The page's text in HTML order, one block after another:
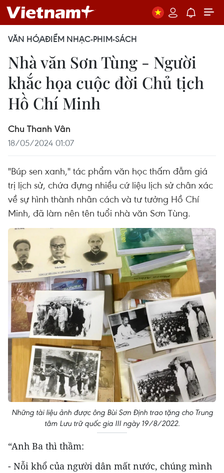
VĂN HÓAĐIỂM NHẠC-PHIM-SÁCH
Nhà văn Sơn Tùng - Người
khắc họa cuộc đời Chủ tịch
Hồ Chí Minh
Chu Thanh Vân
18/05/2024 01:07
"Búp sen xanh," tác phẩm văn học thấm đẫm giá
trị lịch sử, chứa đựng nhiều cứ liệu lịch sử chân xác
về sự hình thành nhân cách và tư tưởng Hồ Chí
Minh, đã làm nên tên tuổi nhà văn Sơn Tùng.
Những tài liệu ảnh được ông Bùi Sơn Định trao tặng cho Trung
tâm Lưu trữ quốc gia III ngày 19/8/2022.
“Anh Ba thì thầm:
- Nỗi khổ của người dân mất nước, chúng mình